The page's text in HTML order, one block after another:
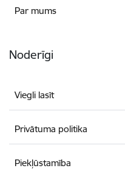
Par mums
Noderīgi
Viegli lasīt
Privātuma politika
Piekļūstamība